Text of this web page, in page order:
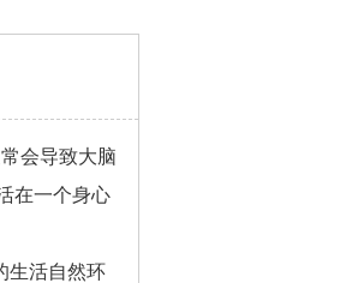
会导致大脑
在一个身心
生活自然环